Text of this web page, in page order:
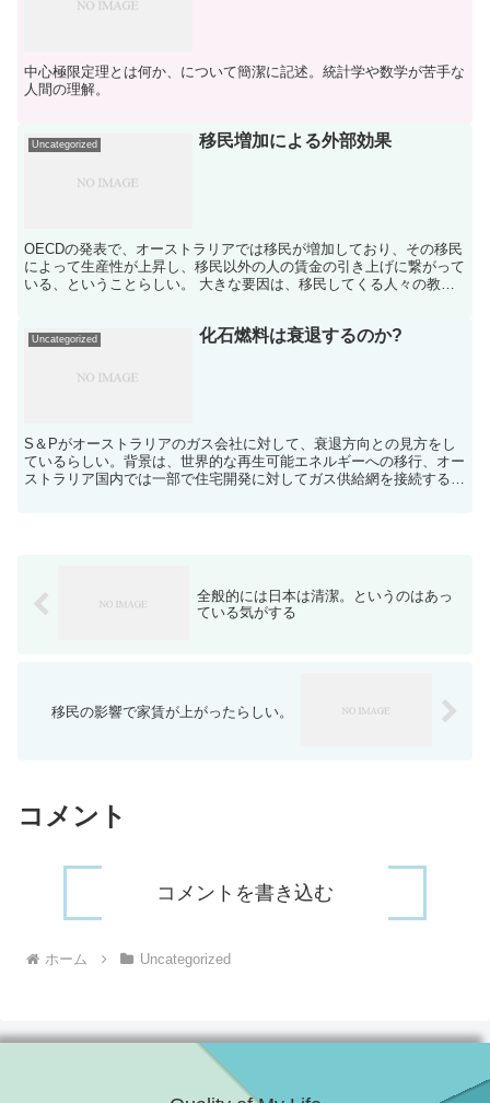
中心極限定理とは何か、について簡潔に記述。統計学や数学が苦手な
人間の理解。
Uncategorized 移民増加による外部効果
OECDの発表で、オーストラリアでは移民が増加しており、その移民
によって生産性が上昇し、移民以外の人の賃金の引き上げに繋がって
いる、ということらしい。 大きな要因は、移民してくる人々の教育
Uncategorized 化石燃料は衰退するのか?
S＆Pがオーストラリアのガス会社に対して、衰退方向との見方をし
ているらしい。背景は、世界的な再生可能エネルギーへの移行、オー
ストラリア国内では一部で住宅開発に対してガス供給網を接続するこ
全般的には日本は清潔。というのはあっ
ている気がする
移民の影響で家賃が上がったらしい。
コメント
コメントを書き込む
ホーム Uncategorized